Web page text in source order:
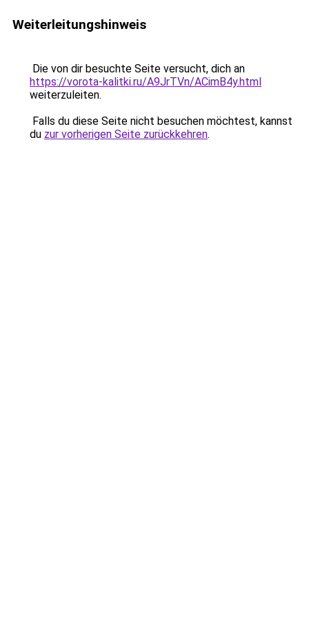
Weiterleitungshinweis
Die von dir besuchte Seite versucht, dich an
https://vorota-kalitki.ru/A9JrTVn/ACimB4y.html
weiterzuleiten.
Falls du diese Seite nicht besuchen möchtest, kannst
du zur vorherigen Seite zurückkehren.